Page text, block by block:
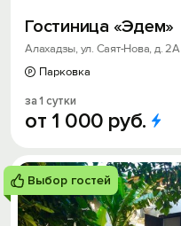
Гостиница «Эдем»
Алахадзы, ул. Саят-Нова, д. 2А
Парковка
за 1 сутки
от 1 000 руб.
Выбор гостей